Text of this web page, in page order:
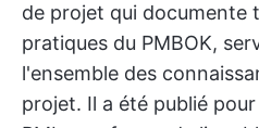
de projet qui documente
pratiques du PMBOK,
l'ensemble des
projet. Il a été publié